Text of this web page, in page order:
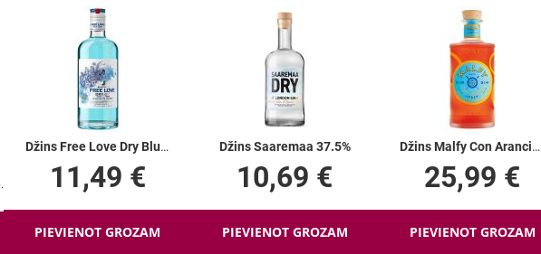
Džins Free Love Dry Blue Mood 37.5%
11,49 €
PIEVIENOT GROZAM
Džins Saaremaa 37.5%
10,69 €
PIEVIENOT GROZAM
Džins Malfy Con Arancia 41%
25,99 €
PIEVIENOT GROZAM